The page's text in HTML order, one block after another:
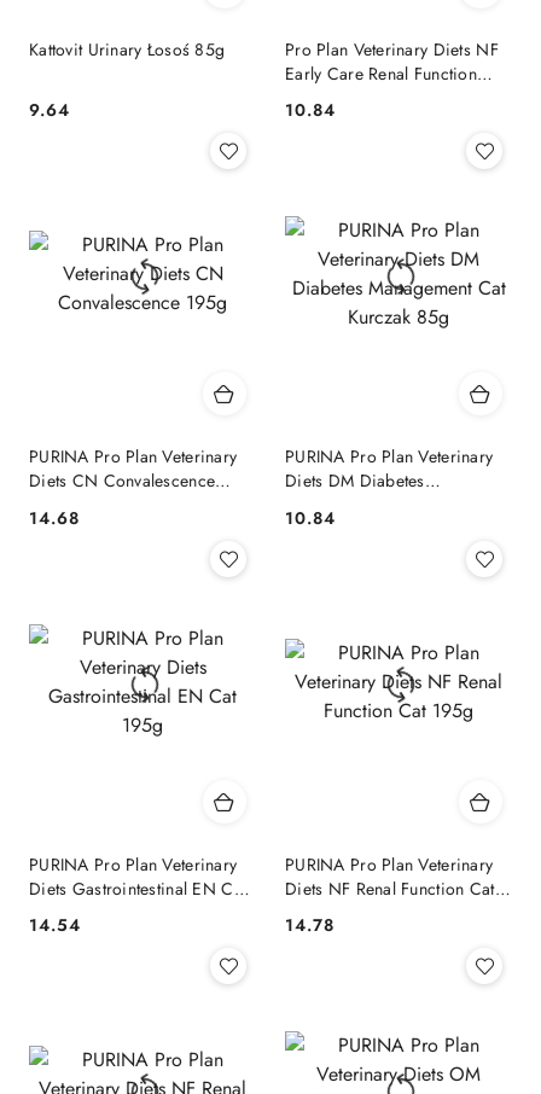
Kattovit Urinary Łosoś 85g
Cena:
9.64
Pro Plan Veterinary Diets NF
Early Care Renal Function
85g
Cena:
10.84
PURINA Pro Plan Veterinary
Diets CN Convalescence
Cena:
14.68
PURINA Pro Plan Veterinary
Diets DM Diabetes
Cena:
10.84
PURINA Pro Plan Veterinary
Diets Gastrointestinal EN Cat
Cena:
14.54
PURINA Pro Plan Veterinary
Diets NF Renal Function Cat
Cena:
14.78